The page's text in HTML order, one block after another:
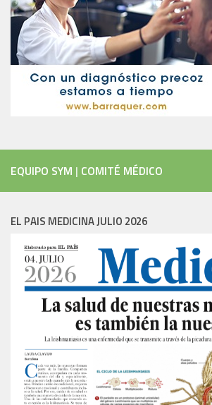
EQUIPO SYM | COMITÉ MÉDICO
EL PAIS MEDICINA JULIO 2026